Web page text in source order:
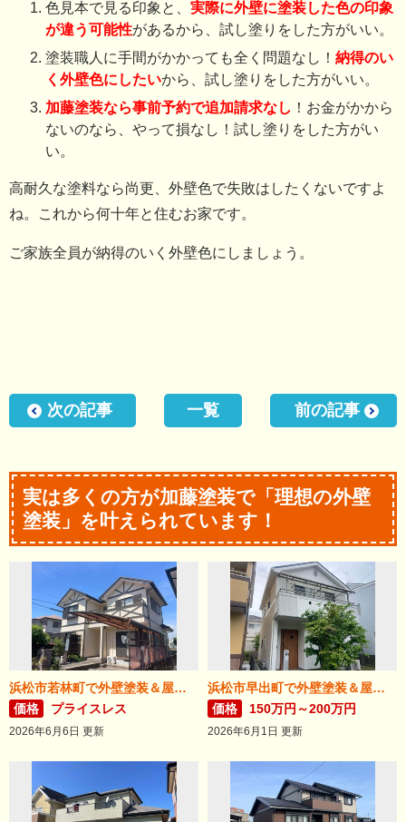
色見本で見る印象と、 実際に外壁に塗装した色の印象
が違う可能性があるから、試し塗りをした方がいい。
塗装職人に手間がかかっても全く問題なし！ 納得のい
く外壁色にしたいから、試し塗りをした方がいい。
加藤塗装なら事前予約で追加請求なし ！お金がかから
ないのなら、やって損なし！試し塗りをした方がい
い。
高耐久な塗料なら尚更、外壁色で失敗はしたくないですよ
ね。これから何十年と住むお家です。
ご家族全員が納得のいく外壁色にしましょう。
次の記事 一覧 前の記事
実は多くの方が加藤塗装で「理想の外壁
塗装」を叶えられています！
浜松市若林町で外壁塗装＆屋根リフォームが完成！
価格
プライスレス
2026年6月6日 更新
浜松市早出町で外壁塗装＆屋根カバー工法が完成！
価格
150万円～200万円
2026年6月1日 更新